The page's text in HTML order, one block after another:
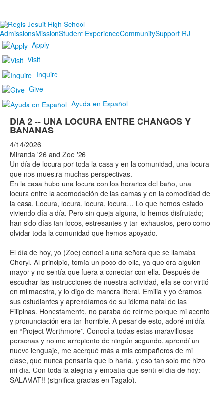
AdmissionsMissionStudent ExperienceCommunitySupport RJ
Apply
Visit
Inquire
Give
Ayuda en Español
DIA 2 -- UNA LOCURA ENTRE CHANGOS Y
BANANAS
4/14/2026
Miranda '26 and Zoe '26
Un día de locura por toda la casa y en la comunidad, una locura
que nos muestra muchas perspectivas.
En la casa hubo una locura con los horarios del baño, una
locura entre la acomodación de las camas y en la comodidad de
la casa. Locura, locura, locura, locura… Lo que hemos estado
viviendo día a día. Pero sin queja alguna, lo hemos disfrutado;
han sido días tan locos, estresantes y tan exhaustos, pero como
olvidar toda la comunidad que hemos apoyado.
El día de hoy, yo (Zoe) conocí a una señora que se llamaba
Cheryl. Al principio, temía un poco de ella, ya que era alguien
mayor y no sentía que fuera a conectar con ella. Después de
escuchar las instrucciones de nuestra actividad, ella se convirtió
en mi maestra, y lo digo de manera literal. Emilia y yo éramos
sus estudiantes y aprendíamos de su idioma natal de las
Filipinas. Honestamente, no paraba de reírme porque mi acento
y pronunciación era tan horrible. A pesar de esto, adoré mi día
en “Project Worthmore”. Conocí a todas estas maravillosas
personas y no me arrepiento de ningún segundo, aprendí un
nuevo lenguaje, me acerqué más a mis compañeros de mi
clase, que nunca pensaría que lo haría, y eso tan solo me hizo
mi día. Con toda la alegría y empatía que sentí el día de hoy:
SALAMAT!! (significa gracias en Tagalo).